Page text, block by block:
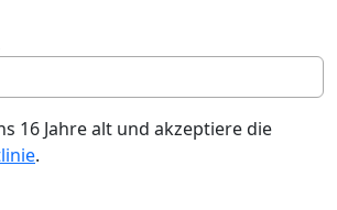
16 Jahre alt und akzeptiere die
.